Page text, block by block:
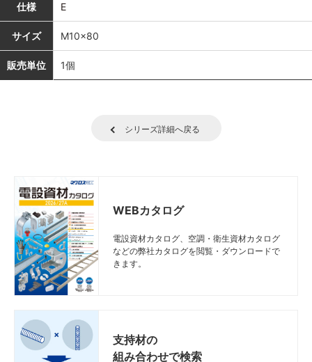
仕様
E
サイズ M10×80
販売単位 1個
シリーズ詳細へ戻る
WEBカタログ
電設資材カタログ、空調・衛生資材カタログ
などの弊社カタログを閲覧・ダウンロードで
きます。
支持材の
組み合わせで検索